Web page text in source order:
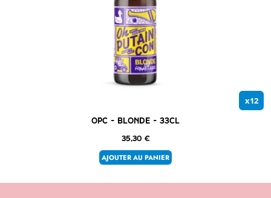
x12
OPC – Blonde – 33cl
35,30 €
AJOUTER AU PANIER